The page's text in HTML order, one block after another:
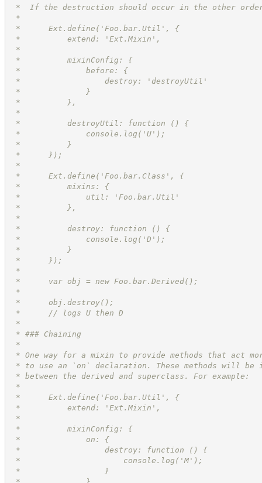
*  If the destruction should occur in the other
*
*      Ext.define('Foo.bar.Util', {
*          extend: 'Ext.Mixin',
*
*          mixinConfig: {
*              before: {
*                  destroy: 'destroyUtil'
*              }
*          },
*
*          destroyUtil: function () {
*              console.log('U');
*          }
*      });
*
*      Ext.define('Foo.bar.Class', {
*          mixins: {
*              util: 'Foo.bar.Util'
*          },
*
*          destroy: function () {
*              console.log('D');
*          }
*      });
*
*      var obj = new Foo.bar.Derived();
*
*      obj.destroy();
*      // logs U then D
*
* ### Chaining
*
* One way for a mixin to provide methods that act
* to use an `on` declaration. These methods will
* between the derived and superclass. For example:
*
*      Ext.define('Foo.bar.Util', {
*          extend: 'Ext.Mixin',
*
*          mixinConfig: {
*              on: {
*                  destroy: function () {
*                      console.log('M');
*                  }
*              }